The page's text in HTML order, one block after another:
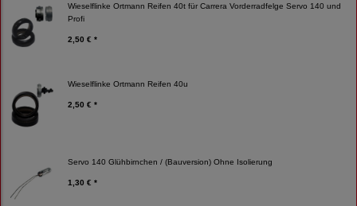
Wieselflinke Ortmann Reifen 40t für Carrera Vorderradfelge Servo 140 und
Profi
2,50 € *
Wieselflinke Ortmann Reifen 40u
2,50 € *
Servo 140 Glühbirnchen / (Bauversion) Ohne Isolierung
1,30 € *